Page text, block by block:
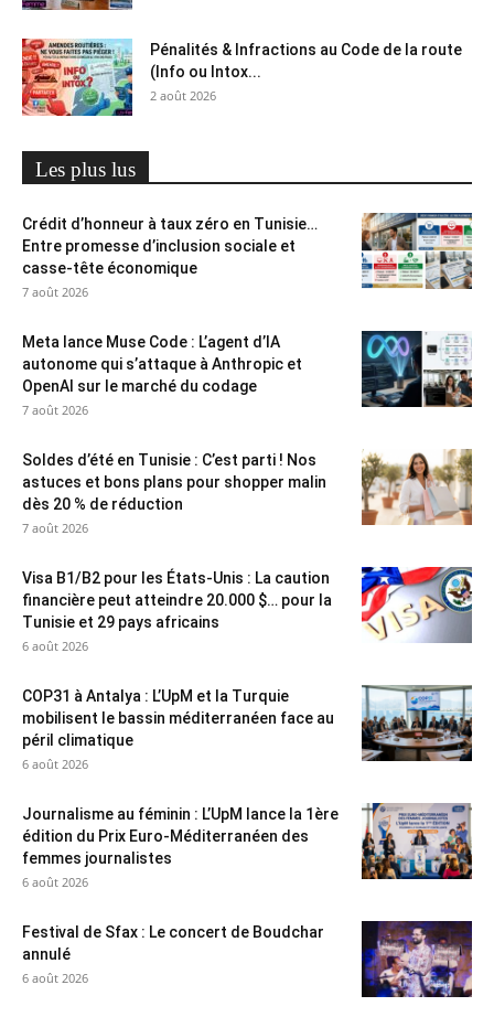
Pénalités & Infractions au Code de la route
(Info ou Intox...
2 août 2026
Les plus lus
Crédit d’honneur à taux zéro en Tunisie…
Entre promesse d’inclusion sociale et
casse-tête économique
7 août 2026
Meta lance Muse Code : L’agent d’IA
autonome qui s’attaque à Anthropic et
OpenAI sur le marché du codage
7 août 2026
Soldes d’été en Tunisie : C’est parti ! Nos
astuces et bons plans pour shopper malin
dès 20 % de réduction
7 août 2026
Visa B1/B2 pour les États-Unis : La caution
financière peut atteindre 20.000 $… pour la
Tunisie et 29 pays africains
6 août 2026
COP31 à Antalya : L’UpM et la Turquie
mobilisent le bassin méditerranéen face au
péril climatique
6 août 2026
Journalisme au féminin : L’UpM lance la 1ère
édition du Prix Euro-Méditerranéen des
femmes journalistes
6 août 2026
Festival de Sfax : Le concert de Boudchar
annulé
6 août 2026